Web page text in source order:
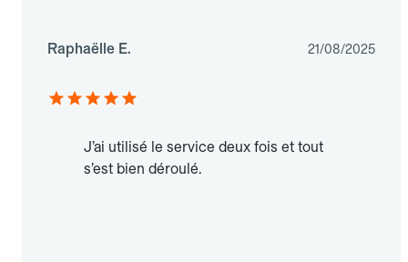
Raphaëlle E. 21/08/2025
J’ai utilisé le service deux fois et tout
s’est bien déroulé.